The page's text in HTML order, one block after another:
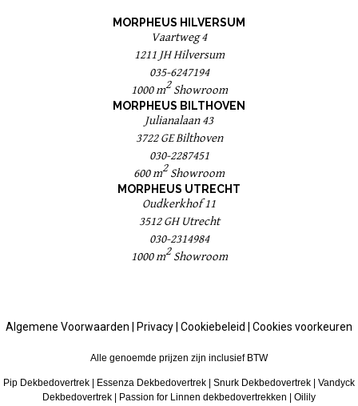
MORPHEUS HILVERSUM
Vaartweg 4
1211 JH Hilversum
035-6247194
1000 m2Showroom
MORPHEUS BILTHOVEN
Julianalaan 43
3722 GE Bilthoven
030-2287451
600 m2 Showroom
MORPHEUS UTRECHT
Oudkerkhof 11
3512 GH Utrecht
030-2314984
1000 m2Showroom
Algemene Voorwaarden Privacy Cookiebeleid Cookies voorkeuren
Alle genoemde prijzen zijn inclusief BTW
Pip Dekbedovertrek Essenza Dekbedovertrek Snurk Dekbedovertrek
Vandyck
Dekbedovertrek
Passion for Linnen dekbedovertrekken
Oilily